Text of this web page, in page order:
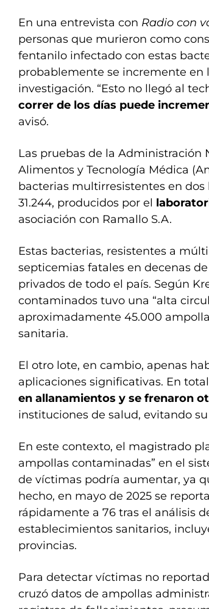
En una entrevista con Radio con
personas que murieron como
fentanilo infectado con estas
probablemente se incremente en
investigación. “Esto no llegó al
correr de los días puede
avisó.
Las pruebas de la Administración
Alimentos y Tecnología Médica
bacterias multirresistentes en dos
31.244, producidos por el
asociación con Ramallo S.A.
Estas bacterias, resistentes a
septicemias fatales en decenas
privados de todo el país. Según
contaminados tuvo una “alta
aproximadamente 45.000
sanitaria.
El otro lote, en cambio, apenas
aplicaciones significativas. En
en allanamientos y se frenaron
instituciones de salud, evitando su
En este contexto, el magistrado
ampollas contaminadas” en el
de víctimas podría aumentar, ya
hecho, en mayo de 2025 se
rápidamente a 76 tras el análisis
establecimientos sanitarios,
provincias.
Para detectar víctimas no
cruzó datos de ampollas